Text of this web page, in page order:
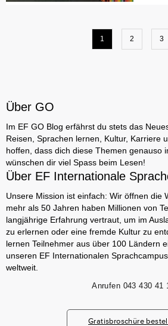
1 2 3
Über GO
Im EF GO Blog erfährst du stets das
Reisen, Sprachen lernen, Kultur, Karriere
hoffen, dass dich diese Themen genauso
wünschen dir viel Spass beim Lesen!
Über EF Internationale
Unsere Mission ist einfach: Wir öffnen die
mehr als 50 Jahren haben Millionen von
langjährige Erfahrung vertraut, um im
zu erlernen oder eine fremde Kultur zu
lernen Teilnehmer aus über 100 Ländern
unseren EF Internationalen
weltweit.
Anrufen 043 430 41
Gratisbroschüre